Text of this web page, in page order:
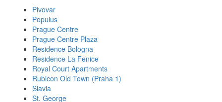
Pivovar
Populus
Prague Centre
Prague Centre Plaza
Residence Bologna
Residence La Fenice
Royal Court Apartments
Rubicon Old Town (Praha 1)
Slavia
St. George